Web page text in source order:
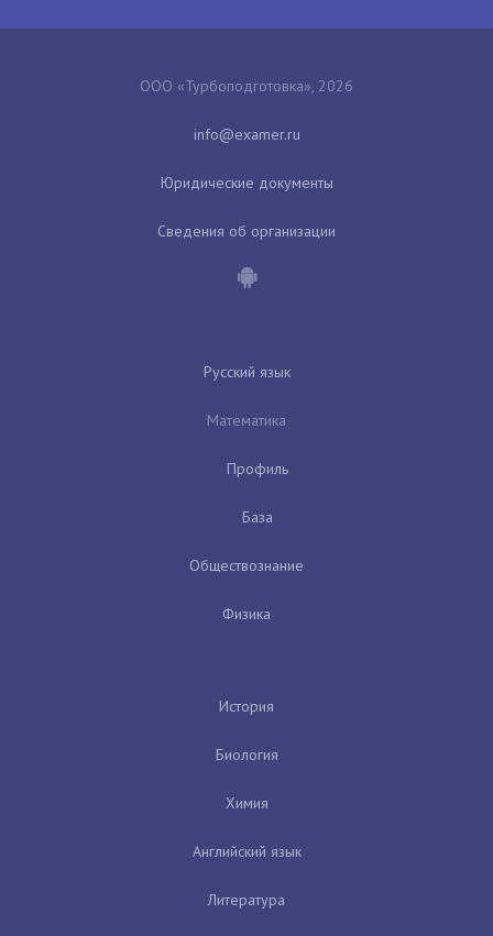
ООО «Турбоподготовка», 2026
Юридические документы
Сведения об организации
Русский язык
Математика
Профиль
База
Обществознание
Физика
История
Биология
Химия
Английский язык
Литература